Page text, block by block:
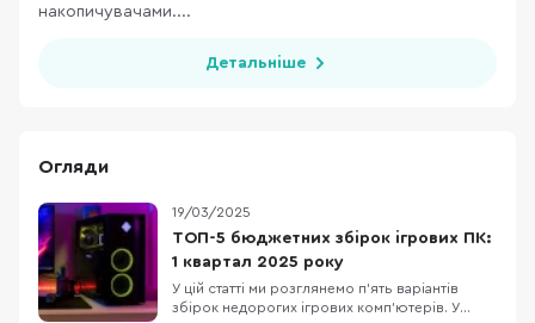
накопичувачами....
Детальніше
Огляди
19/03/2025
ТОП-5 бюджетних збірок ігрових ПК:
1 квартал 2025 року
У цій статті ми розглянемо п’ять варіантів
збірок недорогих ігрових комп’ютерів. У